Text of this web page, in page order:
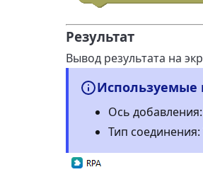
Результат
Вывод результата на
Используемые
Ось
Тип